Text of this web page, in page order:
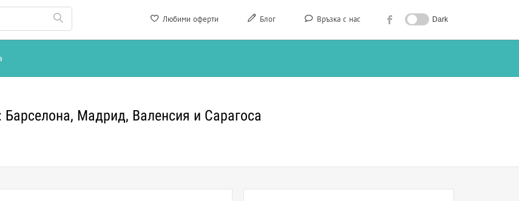
Любими оферти Блог Връзка с нас Dark
Мадрид, Валенсия и Сарагоса